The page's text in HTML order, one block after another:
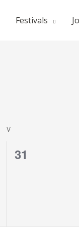
Festivals
V
0
31